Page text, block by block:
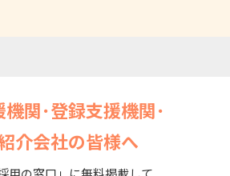
関･登録支援機関･
介会社の皆様へ